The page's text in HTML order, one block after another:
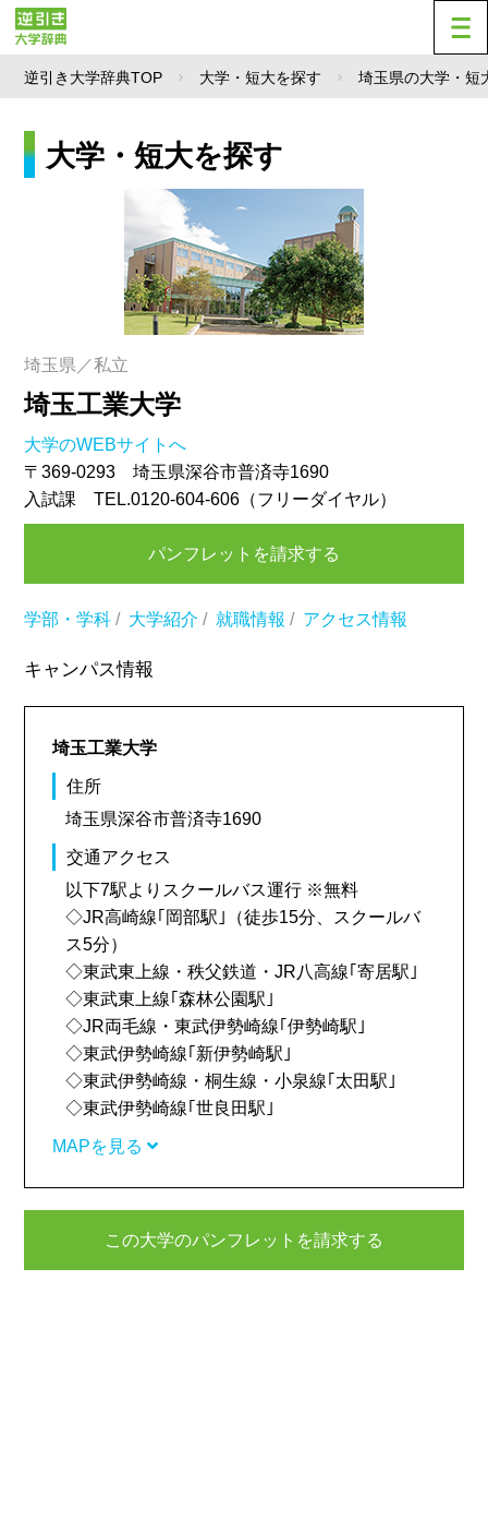
逆引き大学辞典TOP 大学・短大を探す 埼玉県の大学・短
大学・短大を探す
埼玉県／私立
埼玉工業大学
大学のWEBサイトへ
〒369-0293 埼玉県深谷市普済寺1690
入試課 TEL.0120-604-606（フリーダイヤル）
パンフレットを請求する
学部・学科 / 大学紹介 / 就職情報 / アクセス情報
キャンパス情報
埼玉工業大学
住所
埼玉県深谷市普済寺1690
交通アクセス
以下7駅よりスクールバス運行 ※無料
◇JR高崎線｢岡部駅｣（徒歩15分、スクールバ
ス5分）
◇東武東上線・秩父鉄道・JR八高線｢寄居駅｣
◇東武東上線｢森林公園駅｣
◇JR両毛線・東武伊勢崎線｢伊勢崎駅｣
◇東武伊勢崎線｢新伊勢崎駅｣
◇東武伊勢崎線・桐生線・小泉線｢太田駅｣
◇東武伊勢崎線｢世良田駅｣
MAPを見る
この大学のパンフレットを請求する